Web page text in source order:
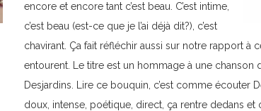
encore et encore tant c’est beau. C’est intime,
c’est beau (est-ce que je l’ai déjà dit?), c’est
chavirant. Ça fait réfléchir aussi sur notre rapport à
entourent. Le titre est un hommage à une chanson
Desjardins. Lire ce bouquin, c’est comme écouter
doux, intense, poétique, direct, ça rentre dedans et